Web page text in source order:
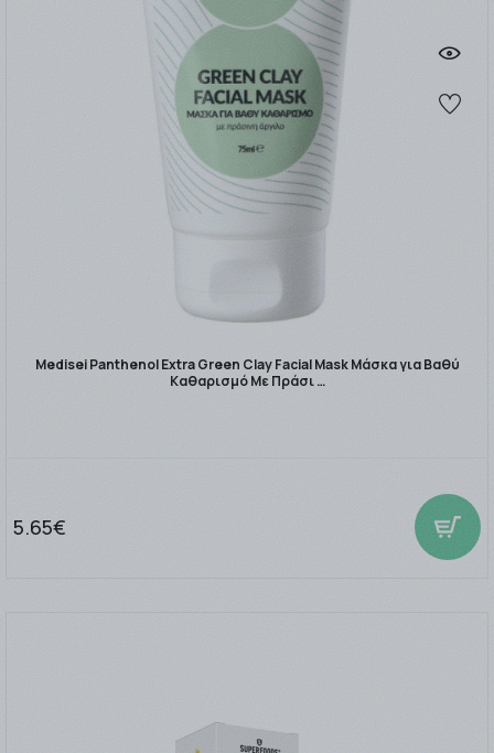
Medisei Panthenol Extra Green Clay Facial Mask Μάσκα για Βαθύ
Καθαρισμό Με Πράσι …
5.65€